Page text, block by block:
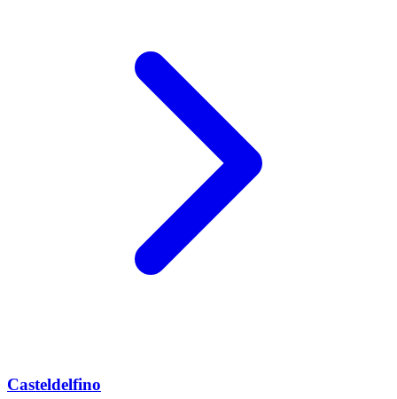
Casteldelfino